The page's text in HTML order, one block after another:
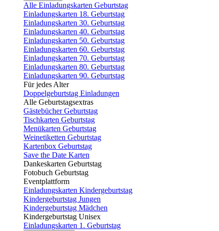
Alle Einladungskarten Geburtstag
Einladungskarten 18. Geburtstag
Einladungskarten 30. Geburtstag
Einladungskarten 40. Geburtstag
Einladungskarten 50. Geburtstag
Einladungskarten 60. Geburtstag
Einladungskarten 70. Geburtstag
Einladungskarten 80. Geburtstag
Einladungskarten 90. Geburtstag
Für jedes Alter
Doppelgeburtstag Einladungen
Alle Geburtstagsextras
Gästebücher Geburtstag
Tischkarten Geburtstag
Menükarten Geburtstag
Weinetiketten Geburtstag
Kartenbox Geburtstag
Save the Date Karten
Dankeskarten Geburtstag
Fotobuch Geburtstag
Eventplattform
Einladungskarten Kindergeburtstag
Kindergeburtstag Jungen
Kindergeburtstag Mädchen
Kindergeburtstag Unisex
Einladungskarten 1. Geburtstag